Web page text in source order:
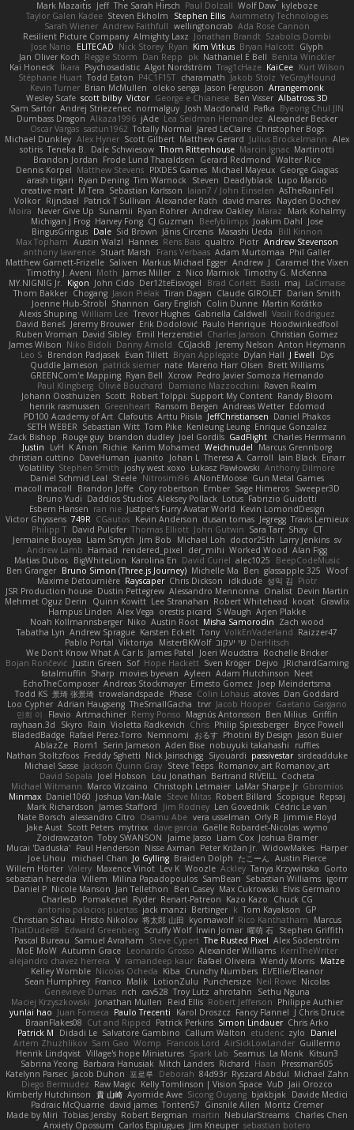
Mark Mazaitis Jeff The Sarah Hirsch Paul Dolzall Wolf Daw kyleboze
Taylor Galen Kadee Steven Ekholm Stephen Ellis Aximmetry Technologies
Sarah Wiener Andrew Faithfull wellingtoncrab Ada Rose Cannon
Resilient Picture Company Almighty Laxz Jonathan Brandt Szabolcs Dombi
Jose Nario
ELITECAD Nick Storey Ryan Kim Vitkus Bryan Halcott Glyph
Jan Oliver Koch Reggie Storm Dan Repp pk Nathaniel E Bell Benita Winckler
Kai Honeck Íkara Psychosadistic Algot Nordström Trag1cHaze KaiCee Kurt Wilson
Stéphane Huart Todd Eaton P4C1F15T charamath Jakob Stolz YeGrayHound
Kevin Turner Brian McMullen oleko senga Jason Ferguson Arrangemonk
Wesley Scafe scott bilby Victor George e Chianese Ben Visser Albatross 3D
Sam Sartor Andrej Striezenec normalguy Josh Macdonald Pafka Byeong Chul JIN
Dumbass Dragon Alkaza1996 jAde Lea Seidman Hernandez Alexander Becker
Oscar Vargas sastun1962 Totally Normal Jared LeClaire Christopher Bogs
Michael Dunkley Alex Hyner Scott Gilbert Matthew Gerard Julius Brockelmann Alex
sotiris Teneka B. Dale Schwiesow Thom Rittenhouse Marcin Ignac Martinotti
Brandon Jordan Frode Lund Tharaldsen Gerard Redmond Walter Rice
Dennis Korpel Matthew Stevens PIXDES Games Michael Mayeux George Giagias
arash tirgari Ryan Dening Tim Warnock Steven Deadlyblack Lupo Marcio
creative mart M Tera Sebastian Karlsson Iaian7 / John Einselen AsTheRainFell
Volkor Rijndael Patrick T Sullivan Alexander Rath david mares Nayden Dochev
Moira
Never Give Up Sunamii Ryan Rohrer Andrew Oakley Maraz
Mark Kohalmy
Michigan J Frog Harvey Fong CJ Guzman Beefyblimps Joakim Dahl Jose
BingusGringus Dale Sid Brown Jānis Circenis Masashi Ueda
Bill Kinnon
Max Topham Austin Walzl Hannes Rens Bais qualtro Piotr Andrew Stevenson
anthony lawrence Stuart Marsh Frans Verbaas Adam Murtomaa Phil Galler
Matthew Garnett-Frizelle Saliven Markus Michael Egger Andrew J Caramel the Vixen
Timothy J. Aveni Moth James Miller z Nico Marniok Timothy G. McKenna
MY.NIGNIG Jr. Kigon John Cido Der12teEisvogel Brad Corlett Basti maj LaCimaise
Thom Bakker Chogang Jason Pielak Tiran Dagan Claude GIROLET Darian Smith
Joenne Hub-Strobl Shannon Gary English Colin Dunne Martin Koťátko
Alexis Shuping William Lee Trevor Hughes Gabriella Caldwell Vasili Rodriguez
David Beneš Jeremy Brouwer Erik Dodolović Paulo Henrique Hoodwinkedfool
Ruben Vroman David Sibley Emil Herzenstiel Charles Janson Christian Gomez
James Wilson Niko Bidoli Danny Arnold CGJackB Jeremy Nelson Anton Heymann
Leo S Brendon Padjasek Evan Tillett Bryan Applegate Dylan Hall J Ewell
Dys
Quddle Jameson patrick siemer nate Mareno Harr Olsen Brett Williams
GREENCom'e Mapping Ryan Bell Xcrow Pedro Javier Somoza Hernando
Paul Klingberg Olivié Bouchard Damiano Mazzocchini Raven Realm
Johann Oosthuizen Scott Robert Tolppi: Support My Content Randy Bloom
henrik rasmussen Greenheart Ransom Bergen Andreas Wetter Edomod
PD100 Academy of Art Clafoutis Arttu Piisila JeffChristiansen Daniel Phakos
SETH WEBER Sebastian Witt Tom Pike Kenleung Leung Enrique Gonzalez
Zack Bishop
Rouge guy brandon dudley Joel Gordils GadFlight Charles Herrmann
Justin
LvH K Anon Richie Karim Mohamed Weichnudel
Marcus Grennborg
christian cuttino DaveHuman juanito Johan L Theresa A. Carroll Iain Black Einarr
Volatility Stephen Smith joshy west xoxo Łukasz Pawłowski Anthony Dilmore
Daniel Schmid Leal Steele Nitrosimi96 ANonEMoose Gun Metal Games
macoll macoll
Brandon Joffe Cory robertson Ember Sage Himeros Sweeper3D
Bruno Yudi Daddios Studios Aleksey Pollack Lotus Fabrizio Guidotti
Esbern Hansen ran nie Justper's Furry Avatar World Kevin LomondDesign
Victor Ghyssens 749R CGautos Kevin Anderson dusan tomas Jegregg Travis Lemieux
Philipp T David Pulcifer Thomas Elliott John Gutwin Sara Tarr Shay CT
Jermaine Bouyea Liam Smyth Jim Bob Michael Loh doctor25th Larry Jenkins sv
Andrew Lamb Hamad rendered_pixel der_mihi Worked Wood Alan Figg
Matias Dubos BigWhiteLion Karolina En David Curiel alec1025
BeepCodeMusic
Ben Granger Bruno Simon (Three.js Journey) Michelle Ma Ben glassapple 325 Woof
Maxime Detournière Rayscaper Chris Dickson idkdude 성익 김 Piotr
JSR Production house Dustin Pettegrew Alessandro Mennonna Onalist Devin Martin
Mehmet Oguz Derin
Quinn Kowitt Lee Stranahan Robert Whitehead kocat Grawlix
Hampus Linden Alex Vega orestis picard S Waugh Arjen Plakke
Noah Kollmannsberger Niko Austin Root Misha Samorodin Zach wood
Tabatha Lyn Andrew Sprague Karsten Eckelt Tony VolkEnVaderland Raizzer47
Pablo Portal Viktoriya MisterBKWolf שי יעקוב DerHitsch
We Don't Know What A Car Is James Patel Joeri Woudstra Rochelle Bricker
Bojan Rončević Justin Green Sof Hope Hackett Sven Kröger Dejvo
JRichardGaming
fatalmuffin Sharp movies byevan Ayleen Adam Hutchinson Neet
EchoTheComposer Andreas Stockmayer Ernesto Gomez Joep Meindertsma
Todd KS 景琦 张景琦 trowelandspade Phase Colin Lohaus atoves Dan Goddard
Loo Cypher Adrian Haugseng TheSmallGacha trvr Jacob Hooper Gaetano Gargano
민희 이
Flavio Artmachiner Remy Ponso Magnús Antonsson Ben Milius Griffin
rayhaan.3d
Skyro Rain Violetta Radkevich Chris Philip Spiessberger Bryce Powell
BladedBadge Rafael Perez-Torro Nemnomi おるす Photini By Design Jason Buier
AblazZe Rom1 Serin Jameson Aden Bise nobuyuki takahashi
ruffles
Nathan Stoltzfoos Freddy Sghetti Nick Jainschigg Siyouardi passivestar sirdeadduke
Michael Sasse Jackson Quinn Gray Steve Teeps Romanov_art Romanov_art
David Sopala Joel Hobson Lou Jonathan Bertrand RIVEILL Cocheta
Michael Witmann Marco Vizcaino Christoph Letmaier LaMar Sharpe Jr Gbromios
Minmax Daniel1060 Joshua Van-Male Steve Mitas Robert Billard Scopique Repsaj
Mark Richardson James Stafford Jim Rodney Len Govednik Cédric Le van
Nate Borsch alessandro Citro Osamu Abe vera usselman Orly R Jimmie Floyd
Jake Aust Scott Peters mytrixx dave garcia Gaëlle Robardet-Nicolas wymo
Zoidrawzaton Toby SWANSON Jaime Jasso Liam Cox Joshua Bramer
Mucai 'Daduska' Paul Henderson Nisse Axman Peter Križan Jr. WidowMakes Harper
Joe Lihou
michael Chan Jo Gylling Braiden Dolph たこーん Austin Pierce
Willem Hörter Valery Maxence Vinot Lev K Woozle Ackley Tanya Krzywinska Gorto
sebastian heredia Villem Milina Papadopoulos SamBean Sebastian Williams igorrr
Daniel P Nicole Manson Jan Tellethon Ben Casey Max Cukrowski Elvis Germano
CharlesD
Pomakenel Ryder Renart-Patreon Kazo Kazo
Chuck CG
antonio palacios puertas jack manzi Bertinger k Tom Kayakson GP
Christian Schau
Hristo Nikolov 将太郎 山田 kyomawolf Rico Kanthatham
Marcus
ThatDude69
Edward Greenberg Scruffy Wolf Irwin Jomar 曜萌 石 Stephen Griffith
Pascal Bureau Samuel Avraham Steve Cypert The Rusted Pixel Alex Söderström
MoE MoW Autumn Grace Leonardo Grosso Alexander Williams KerriTheWriter
alejandro chavez herrera V ramandeep kaur Rafael Oliveira Wendy Morris Matze
Kelley Womble Nicolas Ocheda Kiba Crunchy Numbers El/Ellie/Eleanor
Sean Humphrey Franco Malik LotionZulu Punchersize Neil Rowe Nicolas
Genevieve Dumas rich cav528 Troy Lutz ahrotahn
Sethu Nguna
Maciej Krzyszkowski Jonathan Mullen Reid Ellis Robert Jefferson Philippe Authier
yunlai hao Juan Fonseca Paulo Trecenti Karol Droszcz Fancy Flannel J Chris Druce
BraanFlakes08 Cut and Ripped Patrick Perkins Simon Lindauer Chris Arko
Patrick M
Didadi Le Salvatore Gambino Callum Walton etudenc zylo
Daniel
Artem Zhuzhlikov Sam Gao Womp Francois Lord AirSickLowLander Guillermo
Henrik Lindqvist Village's hope Miniatures Spark Lab Seamus La Monk Kitsun3
Sabrina Yeong Barbara Hanusiak Mitch Landers Richard Haan
Pressman505
Katelynn Parsec Jacob Duhon 포로루 Deborah 84d93r Ryszard Abdul Michael Zahn
Diego Bermudez Raw Magic Kelly Tomlinson | Vision Space VuD Jaii Orozco
Kimberly Hutchinson 貴 山崎 Ayomide Awe Sicong Ouyang bjakbjak Davide Medici
Padraic McQuarrie david james Toriten57 Ginsnile Allen Moritz Cremer
Made by Miri Tobias Jensby Robert Bergman martin NebularStreams Charles Chen
Anxiety Opossum Carlos Esplugues Jim Kneuper sebastian botero